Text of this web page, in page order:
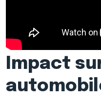
Impact